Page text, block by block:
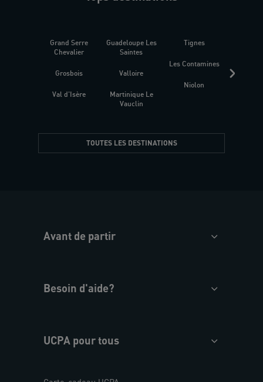
Grand Serre
Chevalier
Grosbois
Val d'Isère
Guadeloupe Les
Saintes
Valloire
Martinique Le
Vauclin
Tignes
Les Contamines
Niolon
TOUTES LES DESTINATIONS
Avant de partir
Besoin d'aide?
UCPA pour tous